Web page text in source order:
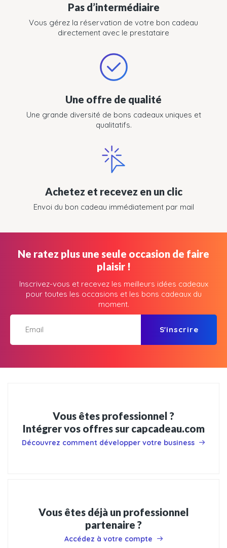
Pas d’intermédiaire
Vous gérez la réservation de votre bon cadeau
directement avec le prestataire
Une offre de qualité
Une grande diversité de bons cadeaux uniques et
qualitatifs.
Achetez et recevez en un clic
Envoi du bon cadeau immédiatement par mail
Ne ratez plus une seule occasion de faire
plaisir !
Inscrivez-vous et recevez les meilleurs idées cadeaux
pour toutes les occasions et les bons cadeaux du
moment.
S'inscrire
Vous êtes professionnel ?
Intégrer vos offres sur capcadeau.com
Découvrez comment développer votre business
Vous êtes déjà un professionnel
partenaire ?
Accédez à votre compte